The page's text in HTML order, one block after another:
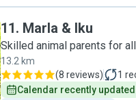
kattesand). Hun informerte
kattene hadde kastet opp,
forsikringer om at det nok ikke
(hårball). Kattene opplevdes
å ha blitt passet på av Patricia,
11. Marla & Iku
Skilled animal parents for
13.2 km
(8 reviews) 1
Calendar recently updated